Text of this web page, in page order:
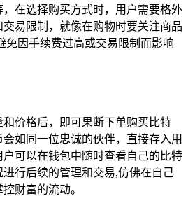
在选择购买方式时，用户需要格外
易限制，就像在购物时要关注商品
免因手续费过高或交易限制而影响
价格后，即可果断下单购买比特
如同一位忠诚的伙伴，直接存入用
户可以在钱包中随时查看自己的比特
行后续的管理和交易,仿佛在自己
财富的流动。